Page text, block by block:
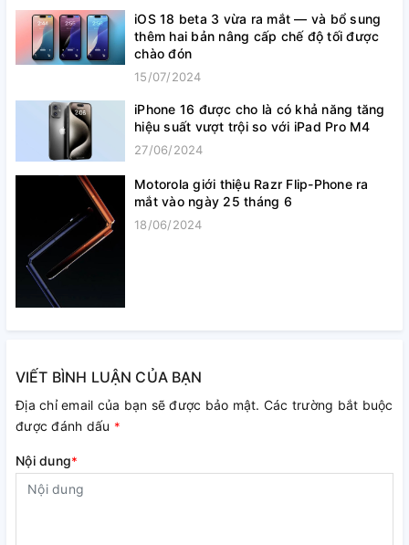
iOS 18 beta 3 vừa ra mắt — và bổ sung
thêm hai bản nâng cấp chế độ tối được
chào đón
15/07/2024
iPhone 16 được cho là có khả năng tăng
hiệu suất vượt trội so với iPad Pro M4
27/06/2024
Motorola giới thiệu Razr Flip-Phone ra
mắt vào ngày 25 tháng 6
18/06/2024
VIẾT BÌNH LUẬN CỦA BẠN
Địa chỉ email của bạn sẽ được bảo mật. Các trường bắt buộc
được đánh dấu *
Nội dung*